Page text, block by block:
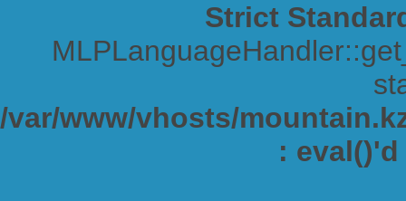
Strict
/var/www/vhosts/
: